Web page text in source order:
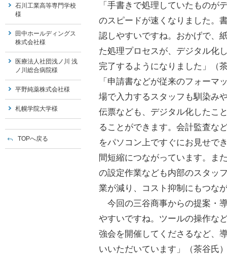
「手書きで処理していたものが
のスピードが速くなりました。
認しやすいですね。おかげで、
た処理プロセスが、デジタル化
完了するようになりました」（
「申請書などが従来のフォーマ
場で入力するスタッフも馴染み
伝票なども、デジタル化したこ
ることができます。会計監査な
をパソコン上ですぐにお見せで
間短縮につながっています。ま
の設定作業なども内部のスタッ
業が減り、コスト抑制にもつな
今回の三谷商事からの提案・
やすいですね。ツールの操作な
強会を開催してくださるなど、
いいただいています」（茶谷氏
石川工業高等専門学校
様
田中ホールディングス
株式会社様
医療法人社団浅ノ川 浅
ノ川総合病院様
平野純薬株式会社様
札幌学院大学様
TOPへ戻る